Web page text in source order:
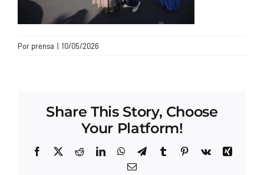
Por prensa | 10/05/2026
Share This Story, Choose
Your Platform!
Facebook
X RedditLinkedInWhatsApp
TelegramTumblrPinterest
Vk
Xing
Correo